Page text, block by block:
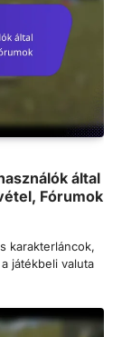
által
Fórumok
karakterláncok,
játékbeli valuta